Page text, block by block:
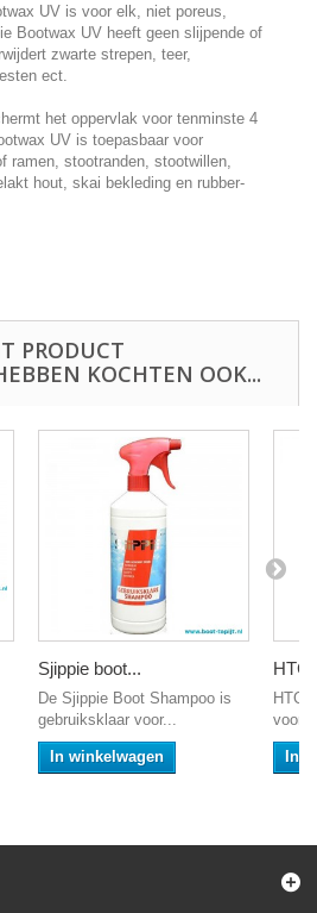
UV is voor elk, niet poreus,
Bootwax UV heeft geen slijpende of
zwarte strepen, teer,
ect.
het oppervlak voor tenminste 4
UV is toepasbaar voor
ramen, stootranden, stootwillen,
hout, skai bekleding en rubber-
PRODUCT
KOCHTEN OOK...
Sjippie boot...
De Sjippie Boot Shampoo is
gebruiksklaar voor...
In winkelwagen
HTC
voor
In